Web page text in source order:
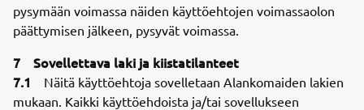
pysymään voimassa näiden käyttöehtojen voimassaolon
päättymisen jälkeen, pysyvät voimassa.
7 Sovellettava laki ja kiistatilanteet
7.1
Näitä käyttöehtoja sovelletaan Alankomaiden lakien
mukaan. Kaikki käyttöehdoista ja/tai sovellukseen